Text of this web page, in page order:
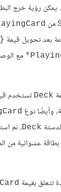
رؤية خرج
من
بعد تحويل قيمة
مع
Deck تستخدم
وأيضًا نوع
Deck، ثم
بطاقة عشوائية من
بقيمة